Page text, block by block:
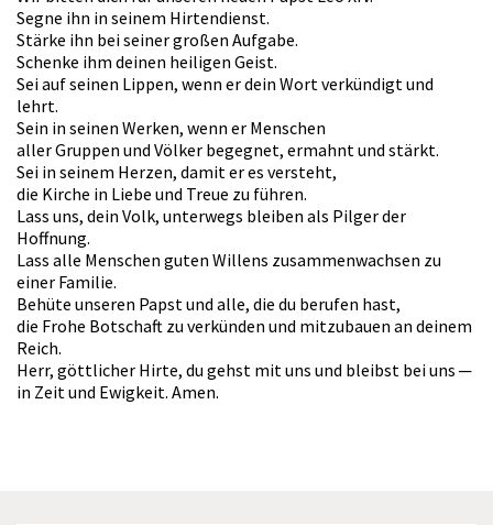
Segne ihn in seinem Hirtendienst.
Stärke ihn bei seiner großen Aufgabe.
Schenke ihm deinen heiligen Geist.
Sei auf seinen Lippen, wenn er dein Wort verkündigt und
lehrt.
Sein in seinen Werken, wenn er Menschen
aller Gruppen und Völker begegnet, ermahnt und stärkt.
Sei in seinem Herzen, damit er es versteht,
die Kirche in Liebe und Treue zu führen.
Lass uns, dein Volk, unterwegs bleiben als Pilger der
Hoffnung.
Lass alle Menschen guten Willens zusammenwachsen zu
einer Familie.
Behüte unseren Papst und alle, die du berufen hast,
die Frohe Botschaft zu verkünden und mitzubauen an deinem
Reich.
Herr, göttlicher Hirte, du gehst mit uns und bleibst bei uns ─
in Zeit und Ewigkeit. Amen.